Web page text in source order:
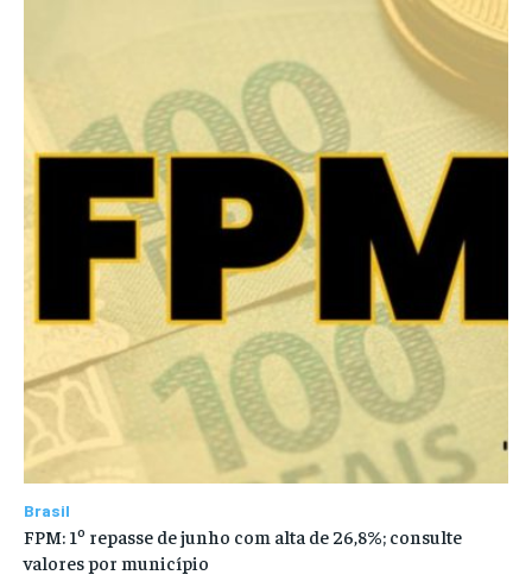
Brasil
FPM: 1º repasse de junho com alta de 26,8%; consulte
valores por município